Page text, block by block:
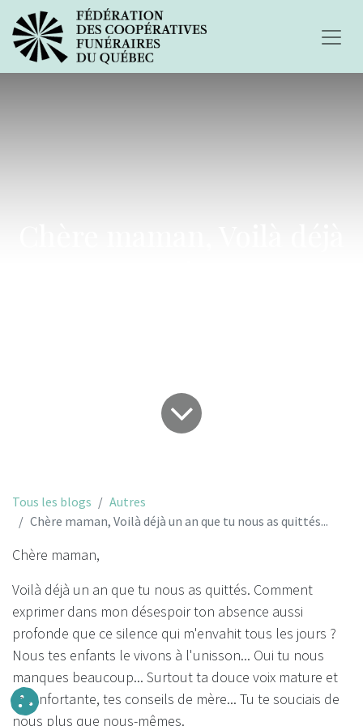
Tous les blogs
Autres
Chère maman, Voilà déjà un an que tu nous as quittés...
Chère maman,
Voilà déjà un an que tu nous as quittés. Comment
exprimer dans mon désespoir ton absence aussi
profonde que ce silence qui m'envahit tous les jours ?
Nous tes enfants le vivons à l'unisson... Oui tu nous
manques beaucoup... Surtout ta douce voix mature et
réconfortante, tes conseils de mère... Tu te souciais de
nous plus que nous-mêmes.